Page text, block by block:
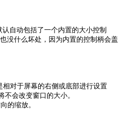
自动包括了一个内置的大小控制
也没什么坏处，因为内置的控制柄会盖
对于屏幕的右侧或底部进行设置
不会改变窗口的大小。
的缩放。